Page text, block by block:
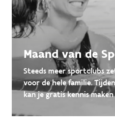
Maand van de
Steeds meer sportclubs
voor de hele familie.
kan je gratis kennis